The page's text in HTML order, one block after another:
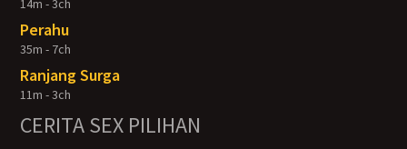
14m - 3ch
Perahu
35m - 7ch
Ranjang Surga
11m - 3ch
CERITA SEX PILIHAN